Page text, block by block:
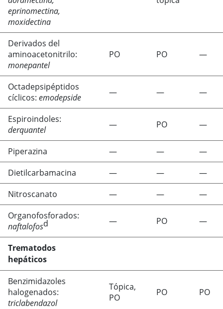
eprinomectina,
moxidectina
Derivados del
aminoacetonitrilo:
monepantel
PO PO —
Octadepsipéptidos
cíclicos: emodepside — — —
Espiroindoles:
derquantel
— PO —
Piperazina — —
—
Dietilcarbamacina
— —
—
Nitroscanato
— —
—
Organofosforados:
naftalofosd — PO —
Trematodos
hepáticos
Benzimidazoles
halogenados:
triclabendazol
Tópica,
PO
PO PO